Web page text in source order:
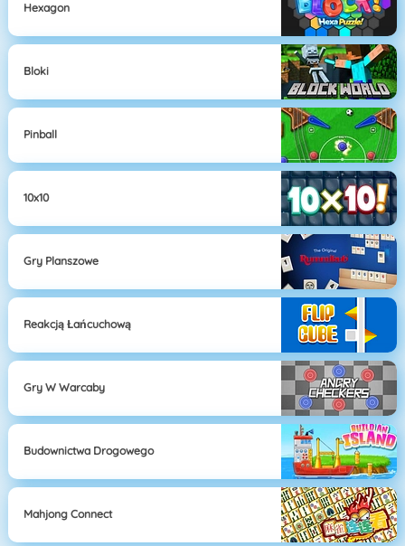
Hexagon
Bloki
Pinball
10x10
Gry Planszowe
Reakcją Łańcuchową
Gry W Warcaby
Budownictwa Drogowego
Mahjong Connect